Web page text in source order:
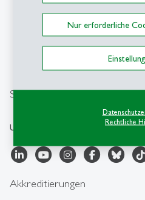
Nur erforderliche
Rechtliche
Social Media
Universität St.Gallen
Akkreditierungen